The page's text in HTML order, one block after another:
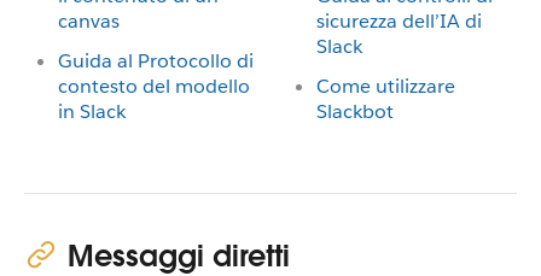
canvas
Guida al Protocollo di
contesto del modello
in Slack
sicurezza dell’IA di
Slack
Come utilizzare
Slackbot
Messaggi diretti